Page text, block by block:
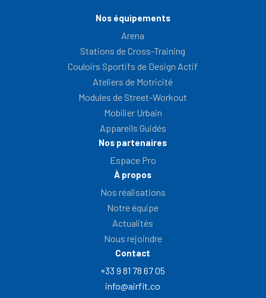
Nos équipements
Arena
Stations de Cross-Training
Couloirs Sportifs de Design Actif
Ateliers de Motricité
Modules de Street-Workout
Mobilier Urbain
Appareils Guidés
Nos partenaires
Espace Pro
À propos
Nos réalisations
Notre équipe
Actualités
Nous rejoindre
Contact
+33 9 81 78 67 05
info@airfit.co